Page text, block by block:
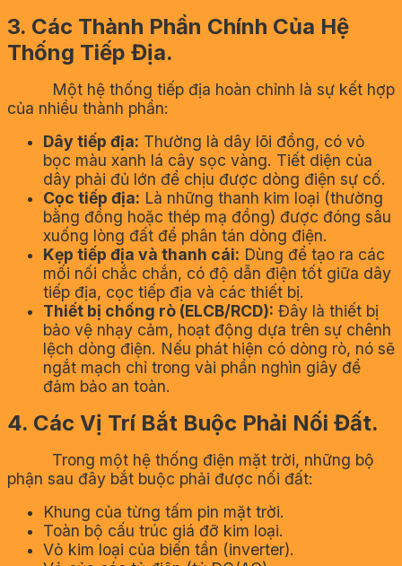
3. Các Thành Phần Chính Của Hệ
Thống Tiếp Địa.
Một hệ thống tiếp địa hoàn chỉnh là sự kết hợp
của nhiều thành phần:
Dây tiếp địa: Thường là dây lõi đồng, có vỏ
bọc màu xanh lá cây sọc vàng. Tiết diện của
dây phải đủ lớn để chịu được dòng điện sự cố.
Cọc tiếp địa: Là những thanh kim loại (thường
bằng đồng hoặc thép mạ đồng) được đóng sâu
xuống lòng đất để phân tán dòng điện.
Kẹp tiếp địa và thanh cái: Dùng để tạo ra các
mối nối chắc chắn, có độ dẫn điện tốt giữa dây
tiếp địa, cọc tiếp địa và các thiết bị.
Thiết bị chống rò (ELCB/RCD): Đây là thiết bị
bảo vệ nhạy cảm, hoạt động dựa trên sự chênh
lệch dòng điện. Nếu phát hiện có dòng rò, nó sẽ
ngắt mạch chỉ trong vài phần nghìn giây để
đảm bảo an toàn.
4. Các Vị Trí Bắt Buộc Phải Nối Đất.
Trong một hệ thống điện mặt trời, những bộ
phận sau đây bắt buộc phải được nối đất:
Khung của từng tấm pin mặt trời.
Toàn bộ cấu trúc giá đỡ kim loại.
Vỏ kim loại của biến tần (inverter).